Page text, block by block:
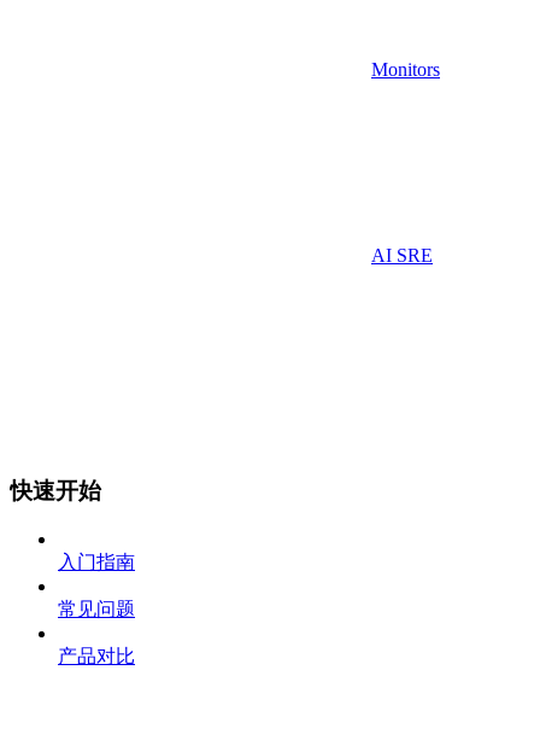
Monitors
AI SRE
快速开始
入门指南
常见问题
产品对比